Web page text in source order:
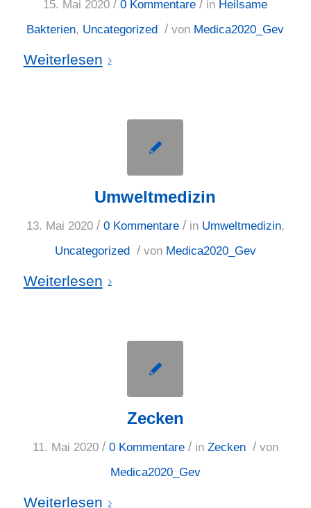
15. Mai 2020 / 0 Kommentare / in Heilsame
Bakterien, Uncategorized / von Medica2020_Gev
Weiterlesen
Umweltmedizin
13. Mai 2020 / 0 Kommentare / in Umweltmedizin,
Uncategorized
/ von Medica2020_Gev
Weiterlesen
Zecken
11. Mai 2020 / 0 Kommentare / in Zecken / von
Medica2020_Gev
Weiterlesen